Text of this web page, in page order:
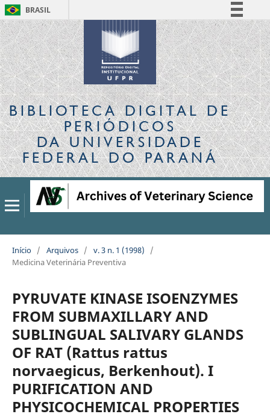
BRASIL
Simplifique!
Comunica BR
Participe
Acesso à informação
Legislação
Canais
BIBLIOTECA DIGITALDE
PERIÓDICOS
DA UNIVERSIDADE
FEDERAL DO PARANÁ
Início / Arquivos / v. 3 n. 1 (1998)
/
Medicina Veterinária Preventiva
PYRUVATE KINASE ISOENZYMES
FROM SUBMAXILLARY AND
SUBLINGUAL SALIVARY GLANDS
OF RAT (Rattus rattus
norvaegicus, Berkenhout). I
PURIFICATION AND
PHYSICOCHEMICAL PROPERTIES